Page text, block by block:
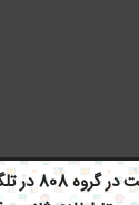
تلگرام و بله